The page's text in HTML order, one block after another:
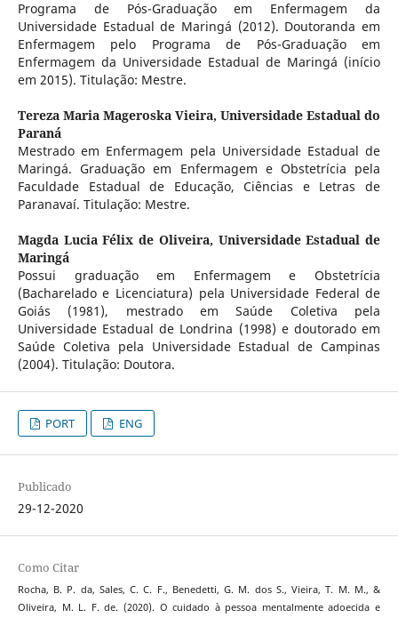
Programa de Pós-Graduação em Enfermagem da
Universidade Estadual de Maringá (2012). Doutoranda em
Enfermagem pelo Programa de Pós-Graduação em
Enfermagem da Universidade Estadual de Maringá (início
em 2015). Titulação: Mestre.
Tereza Maria Mageroska Vieira,Universidade Estadual do
Paraná
Mestrado em Enfermagem pela Universidade Estadual de
Maringá. Graduação em Enfermagem e Obstetrícia pela
Faculdade Estadual de Educação, Ciências e Letras de
Paranavaí. Titulação: Mestre.
Magda Lucia Félix de Oliveira, Universidade Estadual de
Maringá
Possui graduação em Enfermagem e Obstetrícia
(Bacharelado e Licenciatura) pela Universidade Federal de
Goiás (1981), mestrado em Saúde Coletiva pela
Universidade Estadual de Londrina (1998) e doutorado em
Saúde Coletiva pela Universidade Estadual de Campinas
(2004). Titulação: Doutora.
PORT ENG
Publicado
29-12-2020
Como Citar
Rocha, B. P. da, Sales, C. C. F., Benedetti, G. M. dos S., Vieira, T. M. M., &
Oliveira, M. L. F. de. (2020). O cuidado à pessoa mentalmente adoecida e